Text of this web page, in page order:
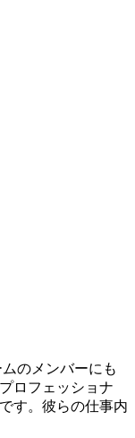
のメンバーにも
ロフェッショナ
す。彼らの仕事内